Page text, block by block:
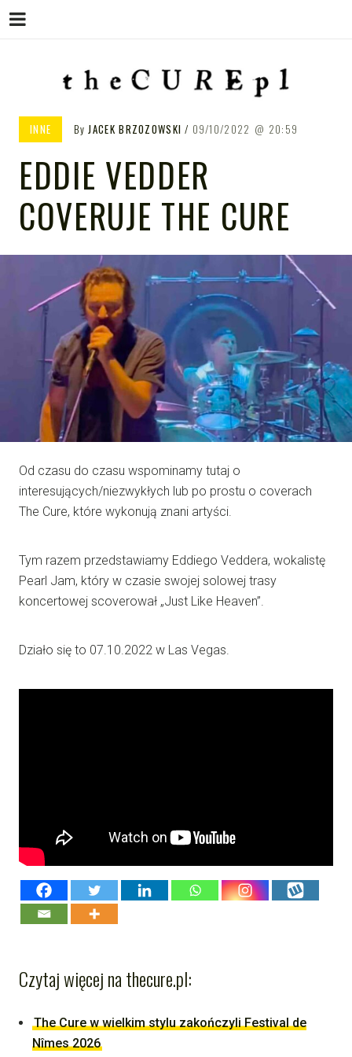
THE CURE PL – POLSKA
CURE
INNE ByJACEK BRZOZOWSKI 09/10/2022 20:59
EDDIE VEDDER
COVERUJE THE CURE
Od czasu do czasu wspominamy tutaj o
interesujących/niezwykłych lub po prostu o coverach
The Cure, które wykonują znani artyści.
Tym razem przedstawiamy Eddiego Veddera, wokalistę
Pearl Jam, który w czasie swojej solowej trasy
koncertowej scoverował „Just Like Heaven”.
Działo się to 07.10.2022 w Las Vegas.
Czytaj więcej na thecure.pl:
The Cure w wielkim stylu zakończyli Festival de
Nîmes 2026
Menu